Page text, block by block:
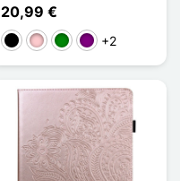
20,99 €
Schwarz
PinkGrünViolett
+2